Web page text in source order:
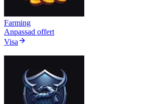
Farming
Anpassad offert
Visa